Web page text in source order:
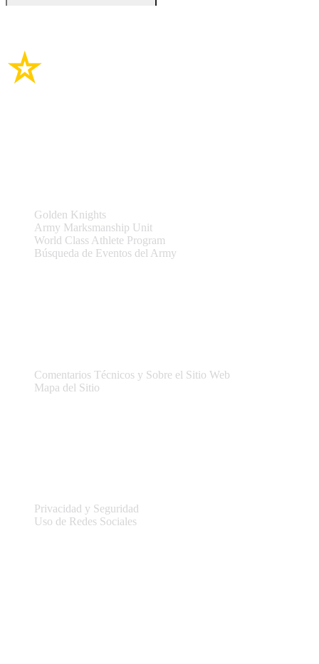
Golden Knights
Army Marksmanship Unit
World Class Athlete Program
Búsqueda de Eventos del Army
Comentarios Técnicos y Sobre el Sitio Web
Mapa del Sitio
Privacidad y Seguridad
Uso de Redes Sociales